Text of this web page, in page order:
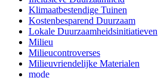
Klimaatbestendige Tuinen
Kostenbesparend Duurzaam
Lokale Duurzaamheidsinitiatieven
Milieu
Milieucontroverses
Milieuvriendelijke Materialen
mode